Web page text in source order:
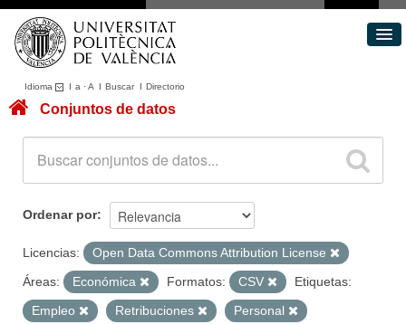
Idioma I a ·A I BuscarI Directorio
Conjuntos de datos
Acerca de
Portal de Transparencia
Conjuntos de datos
Ordenar por
Licencias:
Open Data Commons Attribution License
Áreas:
Económica Formatos: CSV
Etiquetas:
Empleo
Retribuciones
Personal